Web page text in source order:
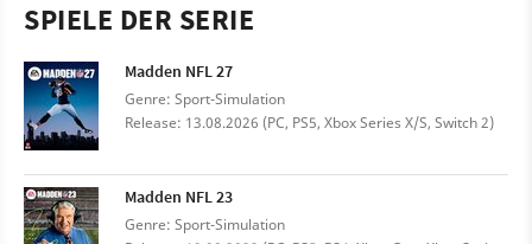
SPIELE DER SERIE
Madden NFL 27
Genre: Sport-Simulation
Release: 13.08.2026 (PC, PS5, Xbox Series X/S, Switch 2)
Madden NFL 23
Genre: Sport-Simulation